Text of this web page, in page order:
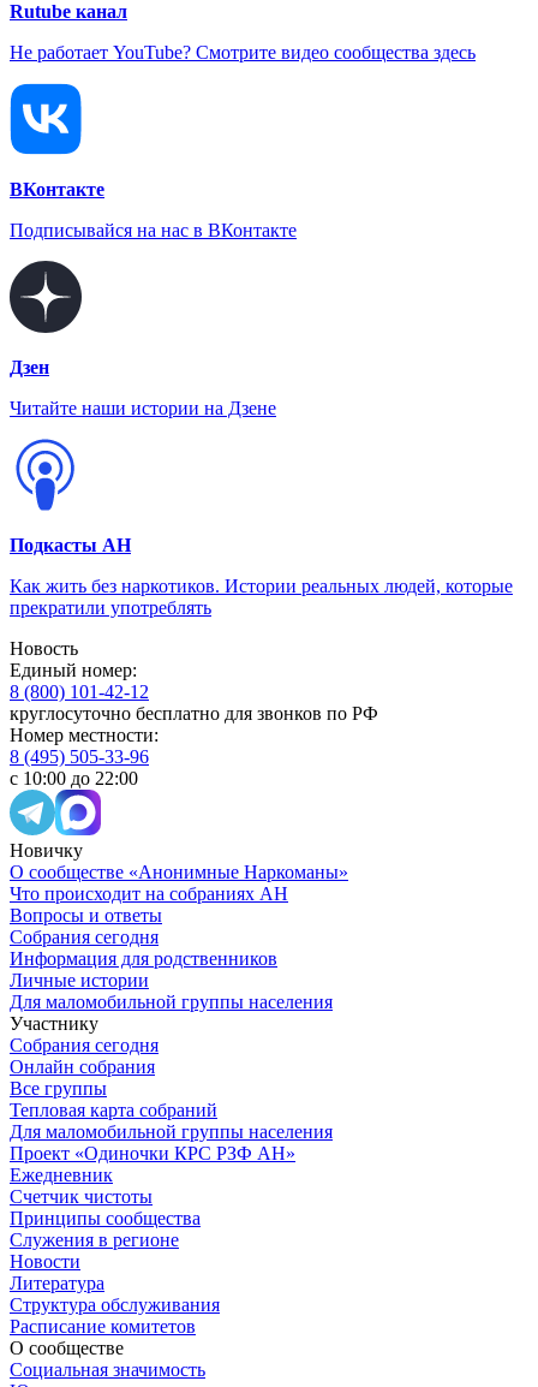
Rutube канал
Не работает YouTube? Смотрите видео сообщества здесь
ВКонтакте
Подписывайся на нас в ВКонтакте
Дзен
Читайте наши истории на Дзене
Подкасты АН
Как жить без наркотиков. Истории реальных людей, которые
прекратили употреблять
Новость
Единый номер:
8 (800) 101-42-12
круглосуточно бесплатно для звонков по РФ
Номер местности:
8 (495) 505-33-96
с 10:00 до 22:00
Новичку
О сообществе «Анонимные Наркоманы»
Что происходит на собраниях АН
Вопросы и ответы
Собрания сегодня
Информация для родственников
Личные истории
Для маломобильной группы населения
Участнику
Собрания сегодня
Онлайн собрания
Все группы
Тепловая карта собраний
Для маломобильной группы населения
Проект «Одиночки КРС РЗФ АН»
Ежедневник
Счетчик чистоты
Принципы сообщества
Служения в регионе
Новости
Литература
Структура обслуживания
Расписание комитетов
О сообществе
Социальная значимость